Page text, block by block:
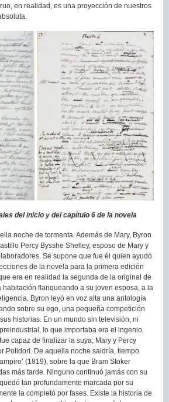
en realidad, es una proyección de nuestros
del inicio y del capítulo 6 de la novela
noche de tormenta. Además de Mary, Byron
Percy Bysshe Shelley, esposo de Mary y
Se supone que fue él quien ayudó
de la novela para la primera edición
era en realidad la segunda de la original de
habitación flanqueando a su joven esposa, a la
Byron leyó en voz alta una antología
sobre su ego, una pequeña competición
historias. En un mundo sin televisión, ni
lo que importaba era el ingenio.
capaz de finalizar la suya; Mary y Percy
Polidori. De aquella noche saldría, tiempo
(1819), sobre la que Bram Stoker
más tarde. Ninguno continuó jamás con su
tan profundamente marcada por su
la completó por fases. Existe la historia de